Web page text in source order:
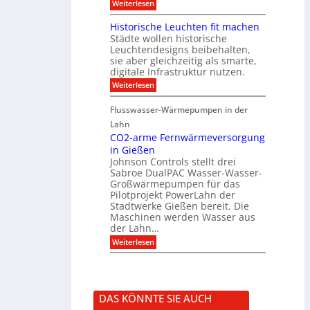
i
r
e
k
t
i
n
d
e
r
n
r
a
s
t
r
u
k
t
u
r
m
i
t
K
N
X
-
I
n
t
g
a
t
i
o
n
g
f
ü
r
S
o
n
n
e
n
c
t
z
Weiterlesen:
V
s
u
a
l
i
s
i
e
r
g
u
n
d
P
r
o
j
e
t
k
o
g
u
Historische Leuchten fit machen
Städte wollen historische
Leuchtendesigns beibehalten,
sie aber gleichzeitig als smarte,
digitale Infrastruktur nutzen.
Weiterlesen:
H
s
r
i
s
c
h
e
L
e
u
c
t
t
Flusswasser-Wärmepumpen in der
Lahn
CO2-arme Fernwärmeversorgung
in Gießen
Johnson Controls stellt drei
Sabroe DualPAC Wasser-Wasser-
Großwärmepumpen für das
Pilotprojekt PowerLahn der
Stadtwerke Gießen bereit. Die
Maschinen werden Wasser aus
der Lahn…
Weiterlesen:
C
a
r
DAS KÖNNTE SIE AUCH